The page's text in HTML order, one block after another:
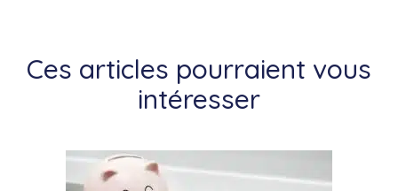
Ces articles pourraient vous
intéresser